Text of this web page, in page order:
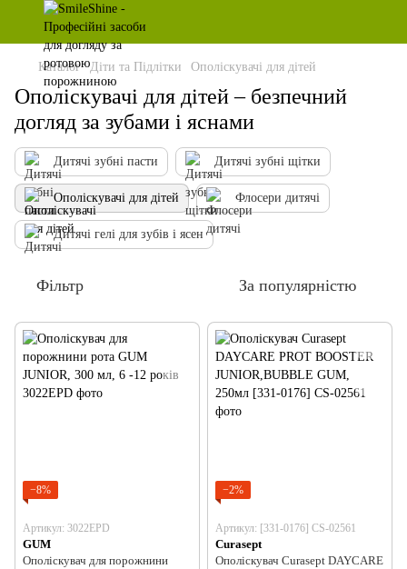
Каталог Діти та Підлітки Ополіскувачі для дітей
Ополіскувачі для дітей – безпечний
догляд за зубами і яснами
Дитячі зубні пасти Дитячі зубні щітки
Ополіскувачі для дітей Флосери дитячі
Дитячі гелі для зубів і ясен
Фільтр За популярністю
−8%
Артикул: 3022EPD
GUM
Ополіскувач для порожнини
−2%
Артикул: [331-0176] CS-02561
Curasept
Ополіскувач Curasept DAYCARE